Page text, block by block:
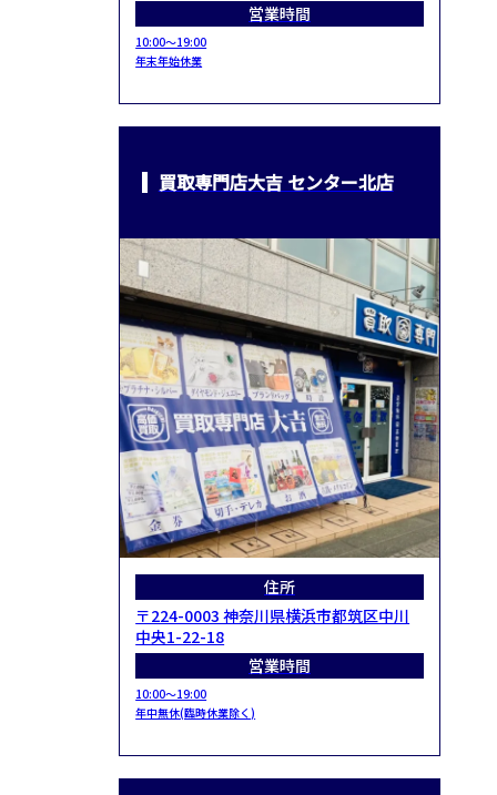
営業時間
10:00～19:00
年末年始休業
買取専門店大吉 センター北店
住所
〒224-0003 神奈川県横浜市都筑区中川
中央1-22-18
営業時間
10:00～19:00
年中無休(臨時休業除く)